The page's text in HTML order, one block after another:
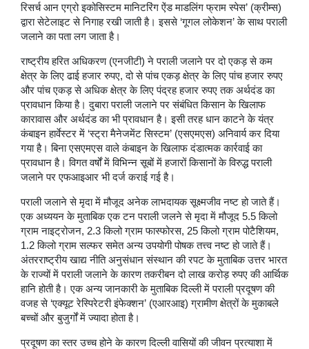
रिसर्च आन एग्रो इकोसिस्टम मानिटरिंग ऐंड माडलिंग फ्राम स्पेस’ (क्रीम्स)
द्वारा सेटेलाइट से निगाह रखी जाती है। इससे ‘गूगल लोकेशन’ के साथ पराली
जलाने का पता लग जाता है।
राष्ट्रीय हरित अधिकरण (एनजीटी) ने पराली जलाने पर दो एकड़ से कम
क्षेत्र के लिए ढाई हजार रुपए, दो से पांच एकड़ क्षेत्र के लिए पांच हजार रुपए
और पांच एकड़ से अधिक क्षेत्र के लिए पंद्रह हजार रुपए तक अर्थदंड का
प्रावधान किया है। दुबारा पराली जलाने पर संबंधित किसान के खिलाफ
कारावास और अर्थदंड का भी प्रावधान है। इसी तरह धान काटने के यंत्र
कंबाइन हार्वेस्टर में ‘स्ट्रा मैनेजमेंट सिस्टम’ (एसएमएस) अनिवार्य कर दिया
गया है। बिना एसएमएस वाले कंबाइन के खिलाफ दंडात्मक कार्रवाई का
प्रावधान है। विगत वर्षों में विभिन्न सूबों में हजारों किसानों के विरुद्ध पराली
जलाने पर एफआइआर भी दर्ज कराई गई है।
पराली जलाने से मृदा में मौजूद अनेक लाभदायक सूक्ष्मजीव नष्ट हो जाते हैं।
एक अध्ययन के मुताबिक एक टन पराली जलने से मृदा में मौजूद 5.5 किलो
ग्राम नाइट्रोजन, 2.3 किलो ग्राम फास्फोरस, 25 किलो ग्राम पोटैशियम,
1.2 किलो ग्राम सल्फर समेत अन्य उपयोगी पोषक तत्त्व नष्ट हो जाते हैं।
अंतरराष्ट्रीय खाद्य नीति अनुसंधान संस्थान की रपट के मुताबिक उत्तर भारत
के राज्यों में पराली जलाने के कारण तकरीबन दो लाख करोड़ रुपए की आर्थिक
हानि होती है। एक अन्य जानकारी के मुताबिक दिल्ली में पराली प्रदूषण की
वजह से ‘एक्यूट रेस्पिरेटरी इंफेक्शन’ (एआरआइ) ग्रामीण क्षेत्रों के मुकाबले
बच्चों और बुजुर्गों में ज्यादा होता है।
प्रदूषण का स्तर उच्च होने के कारण दिल्ली वासियों की जीवन प्रत्याशा में